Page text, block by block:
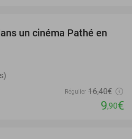
40%
un cinéma Pathé en
Régulier 16,40€
9,90€